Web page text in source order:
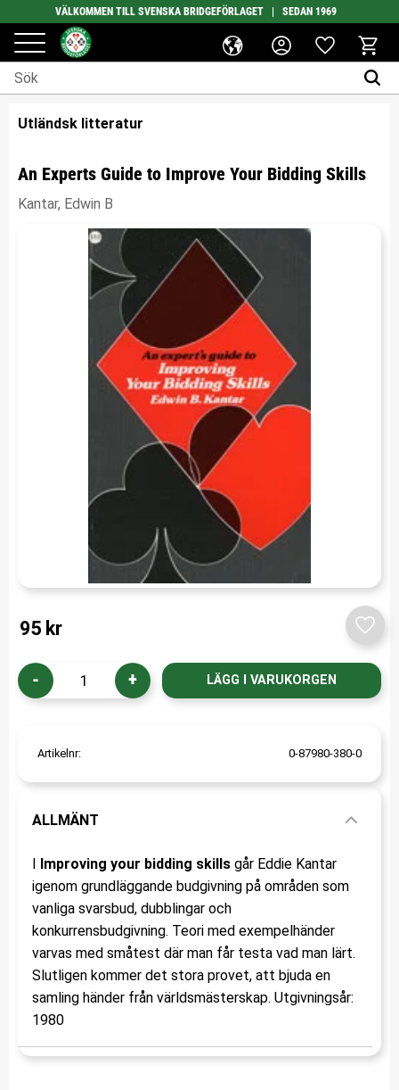
Meny
VÄLKOMMEN TILL SVENSKA BRIDGEFÖRLAGET | SEDAN 1969
Favoriter
Utländsk litteratur
An Experts Guide to Improve Your Bidding Skills
Kantar, Edwin B
95 kr
+
-
Artikelnr 0-87980-380-0
ALLMÄNT
I Improving your bidding skills går Eddie Kantar
igenom grundläggande budgivning på områden som
vanliga svarsbud, dubblingar och
konkurrensbudgivning. Teori med exempelhänder
varvas med småtest där man får testa vad man lärt.
Slutligen kommer det stora provet, att bjuda en
samling händer från världsmästerskap. Utgivningsår:
1980